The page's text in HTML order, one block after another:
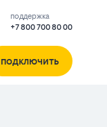
поддержка
+7 800 700 80 00
подключить